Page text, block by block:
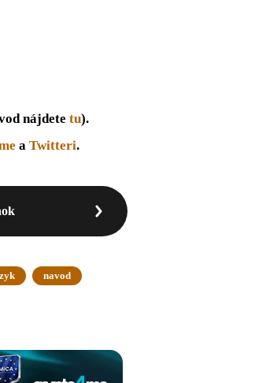
nájdete tu).
a Twitteri.
navod